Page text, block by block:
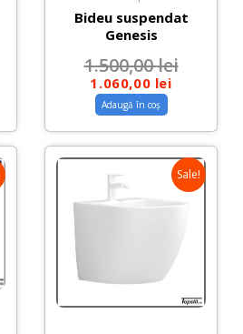
Bideu suspendat
Genesis
1.500,00lei
1.060,00 lei
Adaugă în coș
Sale!